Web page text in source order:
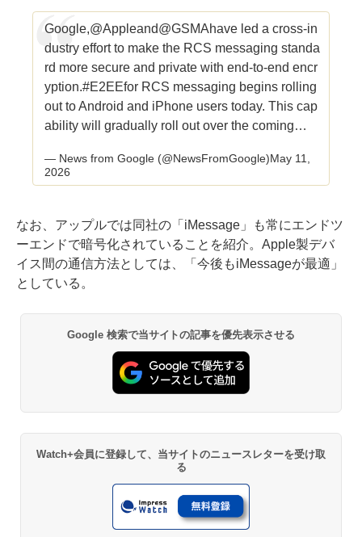
Google,@Appleand@GSMAhave led a cross-in
dustry effort to make the RCS messaging standa
rd more secure and private with end-to-end encr
yption.#E2EEfor RCS messaging begins rolling
out to Android and iPhone users today. This cap
ability will gradually roll out over the coming…
— News from Google (@NewsFromGoogle)May 11,
2026
なお、アップルでは同社の「iMessage」も常にエンドツ
ーエンドで暗号化されていることを紹介。Apple製デバ
イス間の通信方法としては、「今後もiMessageが最適」
としている。
Google 検索で当サイトの記事を優先表示させる
Watch+会員に登録して、当サイトのニュースレターを受け取
る